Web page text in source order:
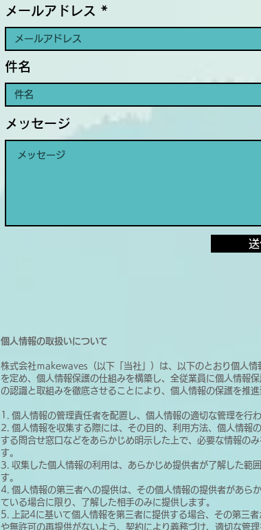
メールアドレス
件名
メッセージ
個人情報の取扱いについて
株式会社ｍakewaves（以下「当社」）は、以下のとおり個人情
を定め、個人情報保護の仕組みを構築し、全従業員に個人情報
の認識と取組みを徹底させることにより、個人情報の保護を推進
1. 個人情報の管理責任者を配置し、個人情報の適切な管理を行わ
2. 個人情報を収集する際には、その目的、利用方法、個人情報
する問合せ窓口などをあらかじめ明示した上で、必要な情報の
す。
3. 収集した個人情報の利用は、あらかじめ提供者が了解した範
す。
4. 個人情報の第三者への提供は、その個人情報の提供者があら
ている場合に限り、了解した相手のみに提供します。
5. 上記4に基いて個人情報を第三者に提供する場合、その第三者
や無許可の再提供がないよう、契約により義務づけ、適切な管